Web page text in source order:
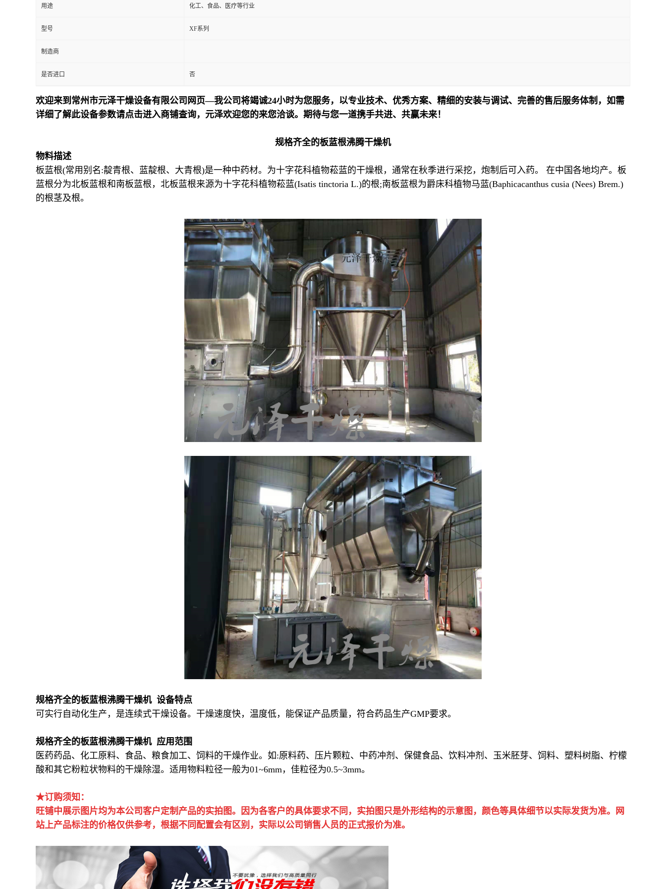
用途 化工、食品、医疗等行业
型号 XF系列
制造商
是否进口 否
欢迎来到常州市元泽干燥设备有限公司网页—我公司将竭诚24小时为您服务，以专业技术、优秀方案、精细的安装与调试、完善的售后服务体制，如需
详细了解此设备参数请点击进入商铺查询，元泽欢迎您的来您洽谈。期待与您一道携手共进、共赢未来！
规格齐全的板蓝根沸腾干燥机
物料描述
板蓝根(常用别名:靛青根、蓝靛根、大青根)是一种中药材。为十字花科植物菘蓝的干燥根，通常在秋季进行采挖，炮制后可入药。 在中国各地均产。板
蓝根分为北板蓝根和南板蓝根，北板蓝根来源为十字花科植物菘蓝(Isatis tinctoria L.)的根;南板蓝根为爵床科植物马蓝(Baphicacanthus cusia (Nees) Brem.)
的根茎及根。
规格齐全的板蓝根沸腾干燥机 设备特点
可实行自动化生产，是连续式干燥设备。干燥速度快，温度低，能保证产品质量，符合药品生产GMP要求。
规格齐全的板蓝根沸腾干燥机 应用范围
医药药品、化工原料、食品、粮食加工、饲料的干燥作业。如:原料药、压片颗粒、中药冲剂、保健食品、饮料冲剂、玉米胚芽、饲料、塑料树脂、柠檬
酸和其它粉粒状物料的干燥除湿。适用物料粒径一般为01~6mm，佳粒径为0.5~3mm。
★订购须知：
旺铺中展示图片均为本公司客户定制产品的实拍图。因为各客户的具体要求不同，实拍图只是外形结构的示意图，颜色等具体细节以实际发货为准。网
站上产品标注的价格仅供参考，根据不同配置会有区别，实际以公司销售人员的正式报价为准。